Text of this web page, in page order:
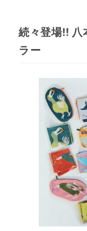
続々登場!!
ラー